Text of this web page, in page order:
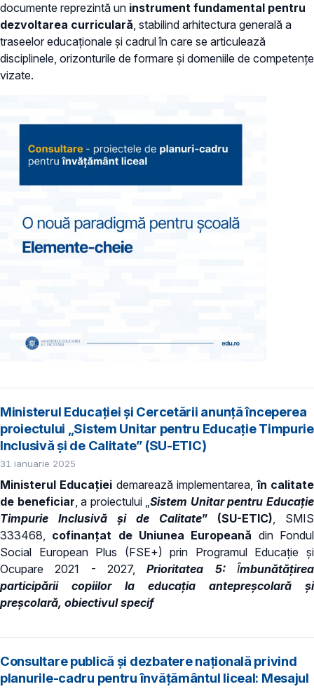
documente reprezintă un instrument fundamental pentru
dezvoltarea curriculară, stabilind arhitectura generală a
traseelor educaționale și cadrul în care se articulează
disciplinele, orizonturile de formare și domeniile de competențe
vizate.
Ministerul Educației și Cercetării anunță începerea
proiectului „Sistem Unitar pentru Educație Timpurie
Inclusivă și de Calitate” (SU-ETIC)
31 ianuarie 2025
Ministerul Educației demarează implementarea,în calitate
de beneficiar, a proiectului „Sistem Unitar pentru Educație
Timpurie Inclusivă și de Calitate” (SU-ETIC), SMIS
333468, cofinanțat de Uniunea Europeană din Fondul
Social European Plus (FSE+) prin Programul Educație și
Ocupare 2021 - 2027, Prioritatea 5: Îmbunătățirea
participării copiilor la educația antepreșcolară și
preșcolară, obiectivul specif
Consultare publică și dezbatere națională privind
planurile-cadru pentru învățământul liceal: Mesajul